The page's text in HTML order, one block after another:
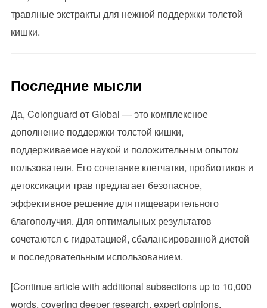
травяные экстракты для нежной поддержки толстой
кишки.
Последние мысли
Да, Colonguard от Global — это комплексное
дополнение поддержки толстой кишки,
поддерживаемое наукой и положительным опытом
пользователя. Его сочетание клетчатки, пробиотиков и
детоксикации трав предлагает безопасное,
эффективное решение для пищеварительного
благополучия. Для оптимальных результатов
сочетаются с гидратацией, сбалансированной диетой
и последовательным использованием.
[Continue article with additional subsections up to 10,000
words, covering deeper research, expert opinions,